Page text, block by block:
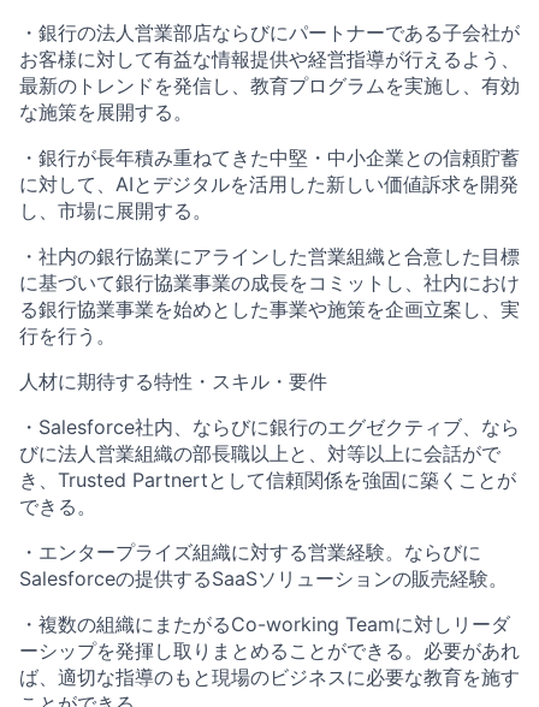
・銀行の法人営業部店ならびにパートナーである子会社が
お客様に対して有益な情報提供や経営指導が行えるよう、
最新のトレンドを発信し、教育プログラムを実施し、有効
な施策を展開する。
・銀行が長年積み重ねてきた中堅・中小企業との信頼貯蓄
に対して、AIとデジタルを活用した新しい価値訴求を開発
し、市場に展開する。
・社内の銀行協業にアラインした営業組織と合意した目標
に基づいて銀行協業事業の成長をコミットし、社内におけ
る銀行協業事業を始めとした事業や施策を企画立案し、実
行を行う。
人材に期待する特性・スキル・要件
・Salesforce社内、ならびに銀行のエグゼクティブ、なら
びに法人営業組織の部長職以上と、対等以上に会話がで
き、Trusted Partnertとして信頼関係を強固に築くことが
できる。
・エンタープライズ組織に対する営業経験。ならびに
Salesforceの提供するSaaSソリューションの販売経験。
・複数の組織にまたがるCo-working Teamに対しリーダ
ーシップを発揮し取りまとめることができる。必要があれ
ば、適切な指導のもと現場のビジネスに必要な教育を施す